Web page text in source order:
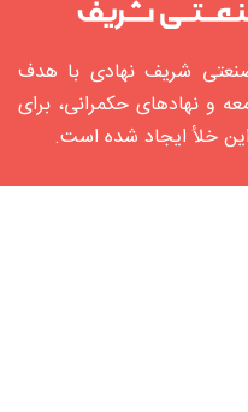
شریف نهادی با هدف
و نهادهای حکمرانی، برای
خلأ ایجاد شده‌ است.